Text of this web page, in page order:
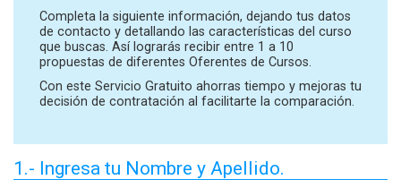
Completa la siguiente información, dejando tus datos
de contacto y detallando las características del curso
que buscas. Así lograrás recibir entre 1 a 10
propuestas de diferentes Oferentes de Cursos.
Con este Servicio Gratuito ahorras tiempo y mejoras tu
decisión de contratación al facilitarte la comparación.
1.- Ingresa tu Nombre y Apellido.